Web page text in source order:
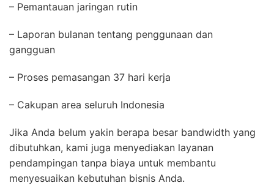
– Pemantauan jaringan rutin
– Laporan bulanan tentang penggunaan dan
gangguan
– Proses pemasangan 37 hari kerja
– Cakupan area seluruh Indonesia
Jika Anda belum yakin berapa besar bandwidth yang
dibutuhkan, kami juga menyediakan layanan
pendampingan tanpa biaya untuk membantu
menyesuaikan kebutuhan bisnis Anda.